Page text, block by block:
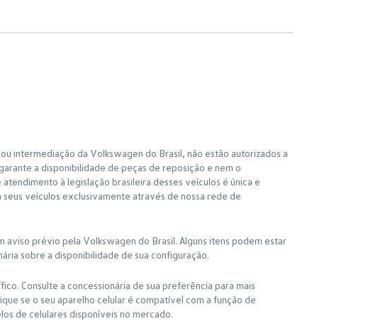
intermediação da Volkswagen do Brasil, não estão autorizados a
a disponibilidade de peças de reposição e nem o
à legislação brasileira desses veículos é única e
veículos exclusivamente através de nossa rede de
prévio pela Volkswagen do Brasil. Alguns itens podem estar
sobre a disponibilidade de sua configuração.
Consulte a concessionária de sua preferência para mais
se o seu aparelho celular é compatível com a função de
de celulares disponíveis no mercado.